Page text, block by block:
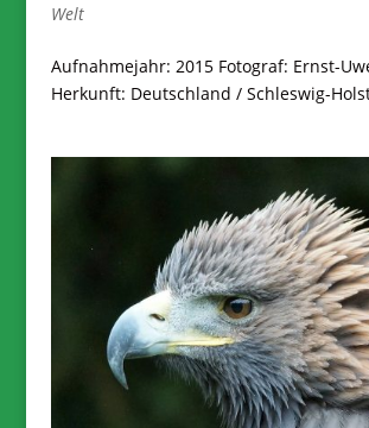
Welt
Aufnahmejahr: 2015 Fotograf: Ernst-
Herkunft: Deutschland / Schleswig-